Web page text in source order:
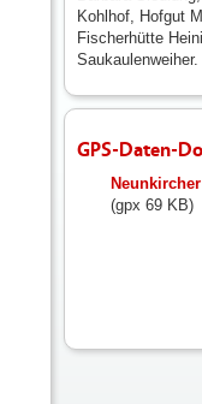
Kohlhof, Hofgut
Fischerhütte
Saukaulenweiher.
GPS-Daten-
fileadmin/
Hochladen/
(gpx 69 KB)